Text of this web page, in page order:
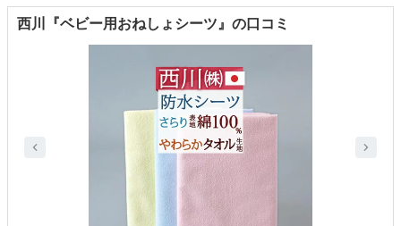
西川『ベビー用おねしょシーツ』の口コミ